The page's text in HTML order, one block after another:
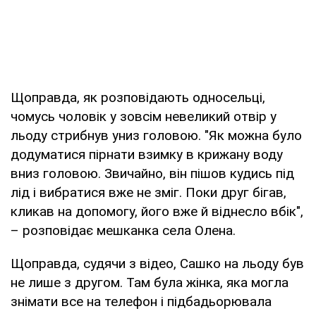
Щоправда, як розповідають односельці,
чомусь чоловік у зовсім невеликий отвір у
льоду стрибнув униз головою. "Як можна було
додуматися пірнати взимку в крижану воду
вниз головою. Звичайно, він пішов кудись під
лід і вибратися вже не зміг. Поки друг бігав,
кликав на допомогу, його вже й віднесло вбік",
– розповідає мешканка села Олена.
Щоправда, судячи з відео, Сашко на льоду був
не лише з другом. Там була жінка, яка могла
знімати все на телефон і підбадьорювала